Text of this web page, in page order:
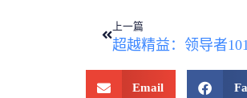
上一篇
超越精益：领导者101
Email